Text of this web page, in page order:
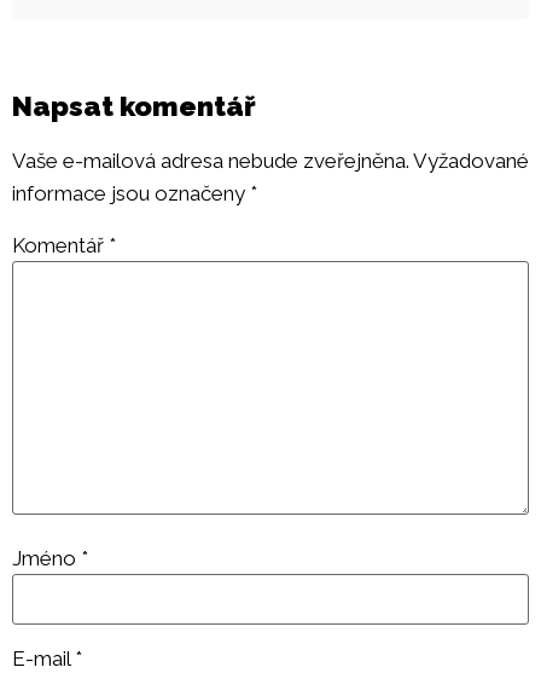
Napsat komentář
Vaše e-mailová adresa nebude zveřejněna. Vyžadované
informace jsou označeny *
Komentář *
Jméno *
E-mail *